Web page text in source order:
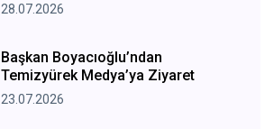
28.07.2026
Başkan Boyacıoğlu’ndan
Temizyürek Medya’ya Ziyaret
23.07.2026